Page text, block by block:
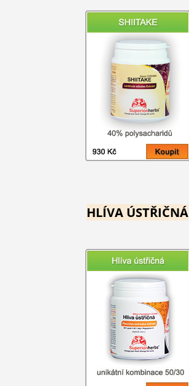
HLÍVA ÚSTŘIČNÁ